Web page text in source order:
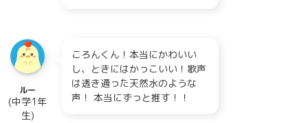
ルー
(中学1年
生)
ころんくん！本当にかわいい
し、ときにはかっこいい！歌声
は透き通った天然水のような
声！ 本当にずっと推す！！